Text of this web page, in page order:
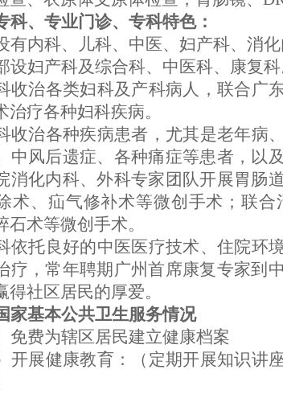
科、专业门诊、专科特色：
有内科、儿科、中医、妇产科、消
设妇产科及综合科、中医科、康复科
收治各类妇科及产科病人，联合广
治疗各种妇科疾病。
收治各种疾病患者，尤其是老年病
中风后遗症、各种痛症等患者，以
消化内科、外科专家团队开展胃肠
术、疝气修补术等微创手术；联
石术等微创手术。
依托良好的中医医疗技术、住院环
疗，常年聘期广州首席康复专家到
得社区居民的厚爱。
家基本公共卫生服务情况
免费为辖区居民建立健康档案
开展健康教育：（定期开展知识